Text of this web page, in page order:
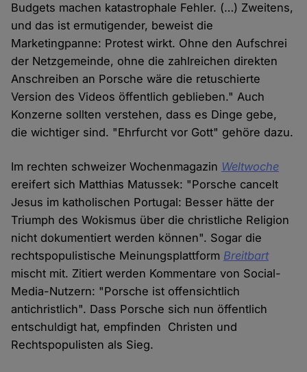
Budgets machen katastrophale Fehler. (…) Zweitens,
und das ist ermutigender, beweist die
Marketingpanne: Protest wirkt. Ohne den Aufschrei
der Netzgemeinde, ohne die zahlreichen direkten
Anschreiben an Porsche wäre die retuschierte
Version des Videos öffentlich geblieben." Auch
Konzerne sollten verstehen, dass es Dinge gebe,
die wichtiger sind. "Ehrfurcht vor Gott" gehöre dazu.
Im rechten schweizer Wochenmagazin Weltwoche
ereifert sich Matthias Matussek: "Porsche cancelt
Jesus im katholischen Portugal: Besser hätte der
Triumph des Wokismus über die christliche Religion
nicht dokumentiert werden können". Sogar die
rechtspopulistische Meinungsplattform Breitbart
mischt mit. Zitiert werden Kommentare von Social-
Media-Nutzern: "Porsche ist offensichtlich
antichristlich". Dass Porsche sich nun öffentlich
entschuldigt hat, empfinden Christen und
Rechtspopulisten als Sieg.